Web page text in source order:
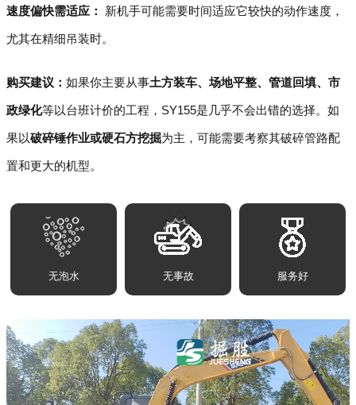
速度偏快需适应： 新机手可能需要时间适应它较快的动作速度，
尤其在精细吊装时。
购买建议： 如果你主要从事土方装车、场地平整、管道回填、市
政绿化等以台班计价的工程，SY155是几乎不会出错的选择。如
果以破碎锤作业或硬石方挖掘为主，可能需要考察其破碎管路配
置和更大的机型。
无泡水 无事故 服务好